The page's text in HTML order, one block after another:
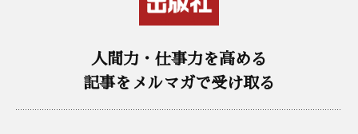
人間力・仕事力を高める
記事をメルマガで受け取る